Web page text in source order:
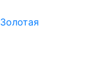
Золотая